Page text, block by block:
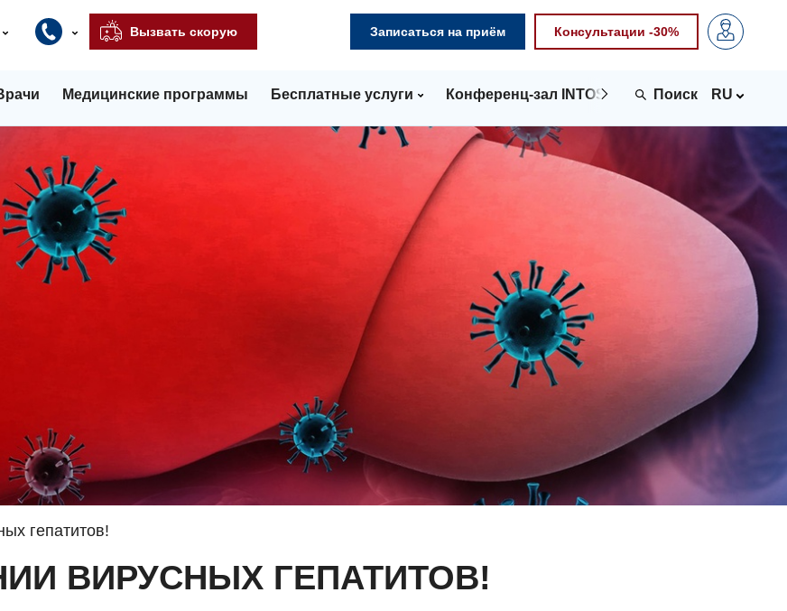
Вызвать скорую Записаться на приём Консультации -30%
Медицинские программы Бесплатные услуги Конференц-зал INTOSPACE Контакты
RU
гепатитов!
ВИРУСНЫХ ГЕПАТИТОВ!